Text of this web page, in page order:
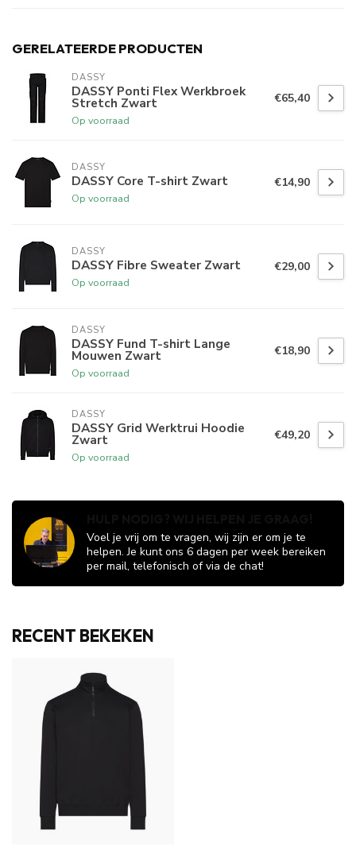
GERELATEERDE PRODUCTEN
DASSY
DASSY Ponti Flex Werkbroek
Stretch Zwart
Op voorraad
€65,40
DASSY
DASSY Core T-shirt Zwart
Op voorraad
€14,90
DASSY
DASSY Fibre Sweater Zwart
Op voorraad
€29,00
DASSY
DASSY Fund T-shirt Lange
Mouwen Zwart
Op voorraad
€18,90
DASSY
DASSY Grid Werktrui Hoodie
Zwart
Op voorraad
€49,20
Voel je vrij om te vragen, wij zijn er om je te
helpen. Je kunt ons 6 dagen per week bereiken
per mail, telefonisch of via de chat!
RECENT BEKEKEN